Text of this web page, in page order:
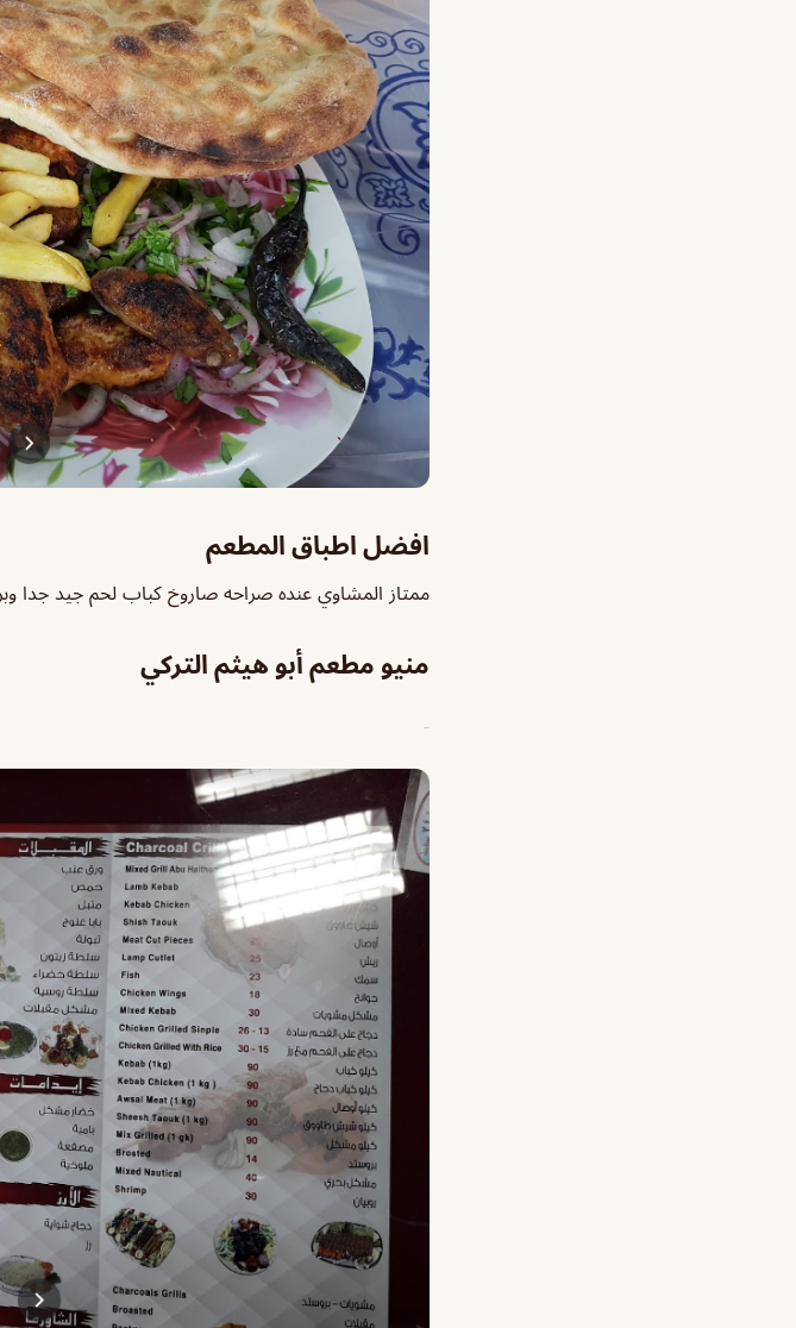
افضل اطباق المطعم
ممتاز المشاوي عنده صراحه صاروخ كباب لحم جيد جدا و
منيو مطعم أبو هيثم التركي